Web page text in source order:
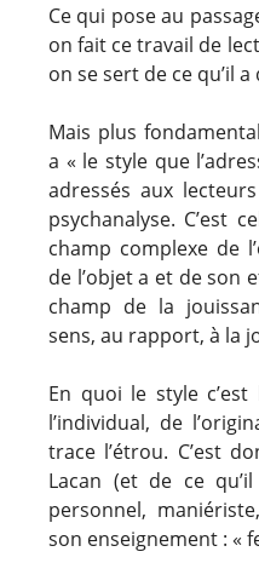
Ce qui pose au
on fait ce travail de
on se sert de ce qu’il
Mais plus
a « le style que
adressés aux
psychanalyse. C’est
champ complexe de
de l’objet a et de son
champ de la
sens, au rapport, à la
En quoi le style
l’individual, de
trace l’étrou. C’est
Lacan (et de ce
personnel,
son enseignement : «